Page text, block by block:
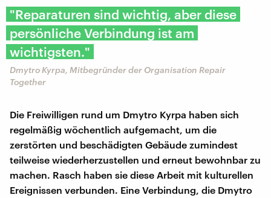
"Reparaturen sind wichtig, aber diese
persönliche Verbindung ist am
wichtigsten."
Dmytro Kyrpa, Mitbegründer der Organisation Repair
Together
Die Freiwilligen rund um Dmytro Kyrpa haben sich
regelmäßig wöchentlich aufgemacht, um die
zerstörten und beschädigten Gebäude zumindest
teilweise wiederherzustellen und erneut bewohnbar zu
machen. Rasch haben sie diese Arbeit mit kulturellen
Ereignissen verbunden. Eine Verbindung, die Dmytro